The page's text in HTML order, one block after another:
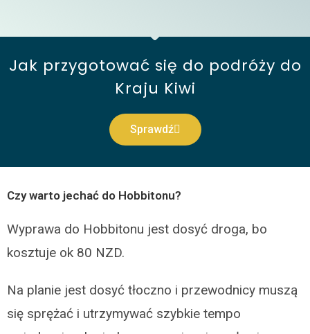
Jak przygotować się do podróży do
Kraju Kiwi
Sprawdź
Czy warto jechać do Hobbitonu?
Wyprawa do Hobbitonu jest dosyć droga, bo
kosztuje ok 80 NZD.
Na planie jest dosyć tłoczno i przewodnicy muszą
się sprężać i utrzymywać szybkie tempo